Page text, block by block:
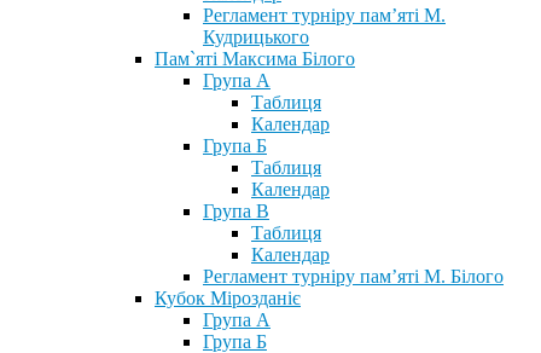
Регламент турніру пам’яті М.
Кудрицького
Пам`яті Максима Білого
Група А
Таблиця
Календар
Група Б
Таблиця
Календар
Група В
Таблиця
Календар
Регламент турніру пам’яті М. Білого
Кубок Мірозданіє
Група А
Група Б